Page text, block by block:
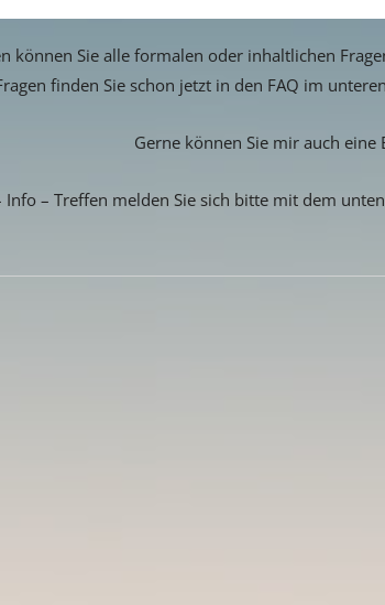
können Sie alle formalen oder inhaltlichen
finden Sie schon jetzt in den FAQ im
Gerne können Sie mir auch
– Treffen melden Sie sich bitte mit dem